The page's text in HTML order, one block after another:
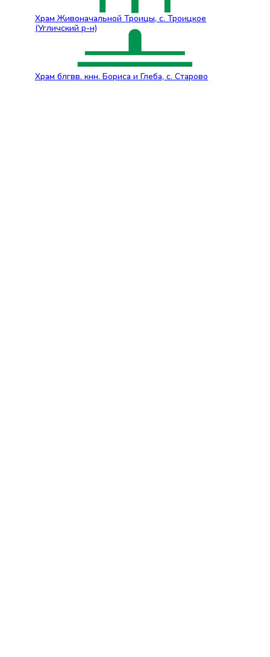
Храм Живоначальной Троицы, с. Троицкое
(Угличский р-н)
Храм блгвв. кнн. Бориса и Глеба, с. Старово